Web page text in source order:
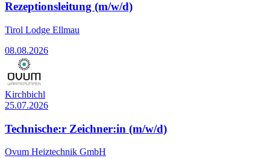
Rezeptionsleitung (m/w/d)
Tirol Lodge Ellmau
08.08.2026
Kirchbichl
25.07.2026
Technische:r Zeichner:in (m/w/d)
Ovum Heiztechnik GmbH